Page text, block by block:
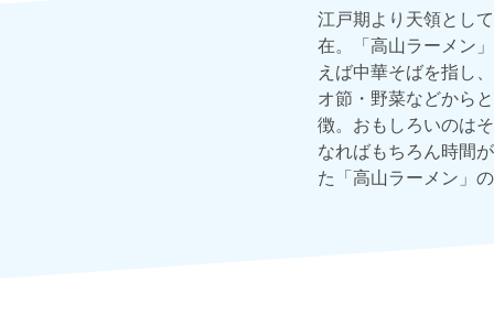
江戸期より天領とし
在。「高山ラーメン
えば中華そばを指し
オ節・野菜などから
徴。おもしろいのは
なればもちろん時間
た「高山ラーメン」